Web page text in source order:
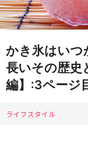
かき氷はいつ
長いその歴史
編】:3ページ
ライフスタイル